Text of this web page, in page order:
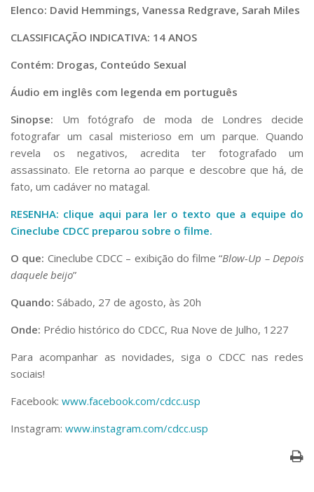
Elenco: David Hemmings, Vanessa Redgrave, Sarah Miles
CLASSIFICAÇÃO INDICATIVA: 14 ANOS
Contém: Drogas, Conteúdo Sexual
Áudio em inglês com legenda em português
Sinopse: Um fotógrafo de moda de Londres decide
fotografar um casal misterioso em um parque. Quando
revela os negativos, acredita ter fotografado um
assassinato. Ele retorna ao parque e descobre que há, de
fato, um cadáver no matagal.
RESENHA: clique aqui para ler o texto que a equipe do
Cineclube CDCC preparou sobre o filme.
O que: Cineclube CDCC – exibição do filme “Blow-Up – Depois
daquele beijo”
Quando: Sábado, 27 de agosto, às 20h
Onde: Prédio histórico do CDCC, Rua Nove de Julho, 1227
Para acompanhar as novidades, siga o CDCC nas redes
sociais!
Facebook: www.facebook.com/cdcc.usp
Instagram: www.instagram.com/cdcc.usp